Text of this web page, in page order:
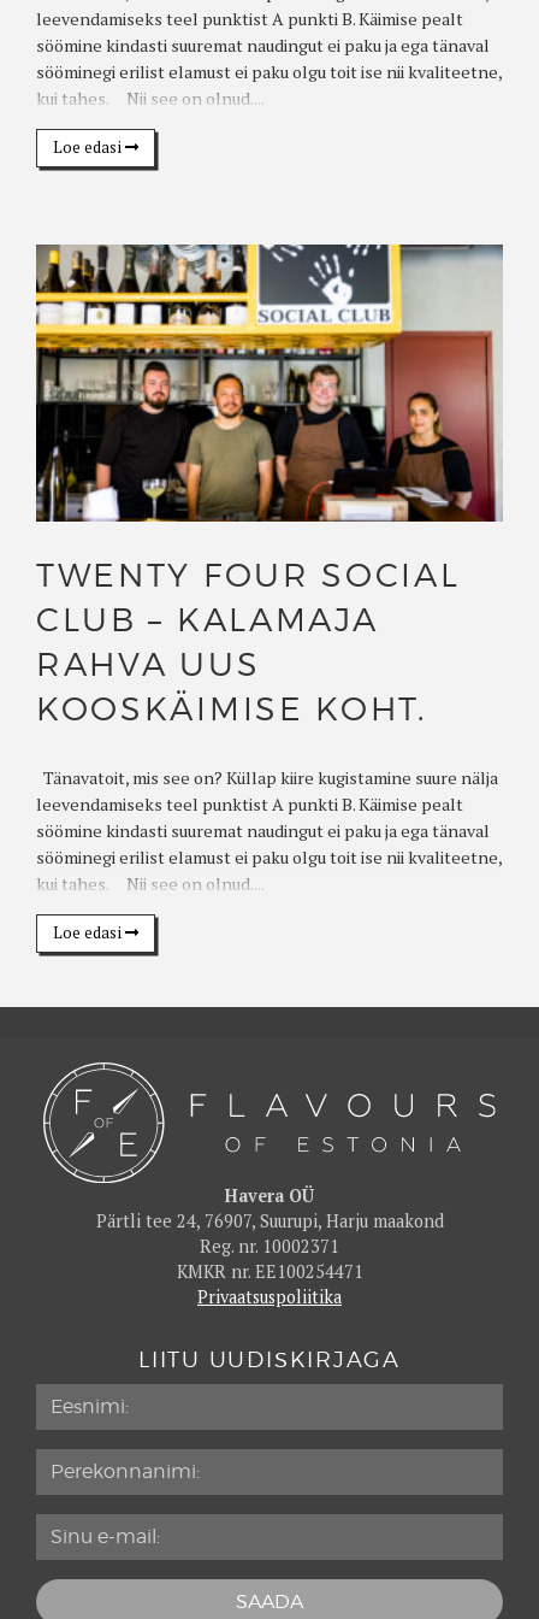
leevendamiseks teel punktist A punkti B. Käimise pealt
söömine kindasti suuremat naudingut ei paku ja ega tänaval
sööminegi erilist elamust ei paku olgu toit ise nii kvaliteetne,
kui tahes. Nii see on olnud....
Loe edasi
TWENTY FOUR SOCIAL
CLUB – KALAMAJA
RAHVA UUS
KOOSKÄIMISE KOHT.
Tänavatoit, mis see on? Küllap kiire kugistamine suure nälja
leevendamiseks teel punktist A punkti B. Käimise pealt
söömine kindasti suuremat naudingut ei paku ja ega tänaval
sööminegi erilist elamust ei paku olgu toit ise nii kvaliteetne,
kui tahes. Nii see on olnud....
Loe edasi
Havera OÜ
Pärtli tee 24, 76907, Suurupi, Harju maakond
Reg. nr. 10002371
KMKR nr. EE100254471
Privaatsuspoliitika
LIITU UUDISKIRJAGA